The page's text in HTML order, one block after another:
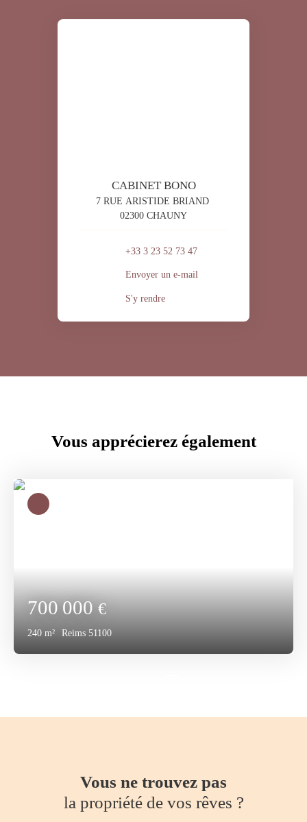
CABINET BONO
7 RUE ARISTIDE BRIAND
02300 CHAUNY
+33 3 23 52 73 47
Envoyer un e-mail
S'y rendre
Vous apprécierezégalement
700 000€
240 m² Reims 51100
Vous ne trouvez pas
la propriété de vos rêves ?